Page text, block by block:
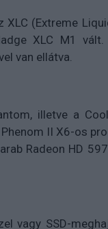
XLC (Extreme
XLC M1
van ellátva.
illetve a
II X6-os
Radeon HD
vagy SSD-